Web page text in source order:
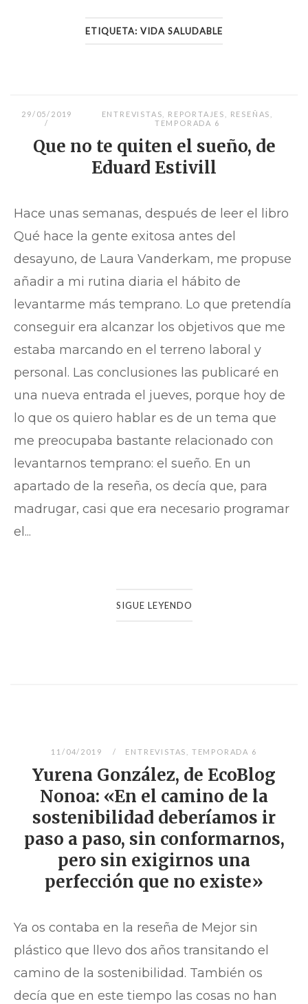
ETIQUETA: VIDA SALUDABLE
29/05/2019 ENTREVISTAS REPORTAJES RESEÑAS
TEMPORADA 6
Que no te quiten el sueño, de
Eduard Estivill
Hace unas semanas, después de leer el libro
Qué hace la gente exitosa antes del
desayuno, de Laura Vanderkam, me propuse
añadir a mi rutina diaria el hábito de
levantarme más temprano. Lo que pretendía
conseguir era alcanzar los objetivos que me
estaba marcando en el terreno laboral y
personal. Las conclusiones las publicaré en
una nueva entrada el jueves, porque hoy de
lo que os quiero hablar es de un tema que
me preocupaba bastante relacionado con
levantarnos temprano: el sueño. En un
apartado de la reseña, os decía que, para
madrugar, casi que era necesario programar
el...
SIGUE LEYENDO
11/04/2019 ENTREVISTAS TEMPORADA 6
Yurena González, de EcoBlog
Nonoa: «En el camino de la
sostenibilidad deberíamos ir
paso a paso, sin conformarnos,
pero sin exigirnos una
perfección que no existe»
Ya os contaba en la reseña de Mejor sin
plástico que llevo dos años transitando el
camino de la sostenibilidad. También os
decía que en este tiempo las cosas no han